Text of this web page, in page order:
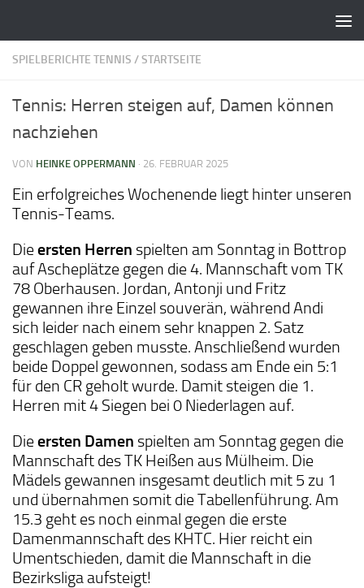
SPIELBERICHTE TENNIS /STARTSEITE
Tennis: Herren steigen auf, Damen können
nachziehen
VON HEINKE OPPERMANN · 26. FEBRUAR 2025
Ein erfolgreiches Wochenende liegt hinter unseren
Tennis-Teams.
Dieersten Herren spielten am Sonntag in Bottrop
auf Ascheplätze gegen die 4. Mannschaft vom TK
78 Oberhausen. Jordan, Antonji und Fritz
gewannen ihre Einzel souverän, während Andi
sich leider nach einem sehr knappen 2. Satz
geschlagen geben musste. Anschließend wurden
beide Doppel gewonnen, sodass am Ende ein 5:1
für den CR geholt wurde. Damit steigen die 1.
Herren mit 4 Siegen bei 0 Niederlagen auf.
Dieersten Damen spielten am Sonntag gegen die
Mannschaft des TK Heißen aus Mülheim. Die
Mädels gewannen insgesamt deutlich mit 5 zu 1
und übernahmen somit die Tabellenführung. Am
15.3 geht es noch einmal gegen die erste
Damenmannschaft des KHTC. Hier reicht ein
Umentschieden, damit die Mannschaft in die
Bezirksliga aufsteigt!